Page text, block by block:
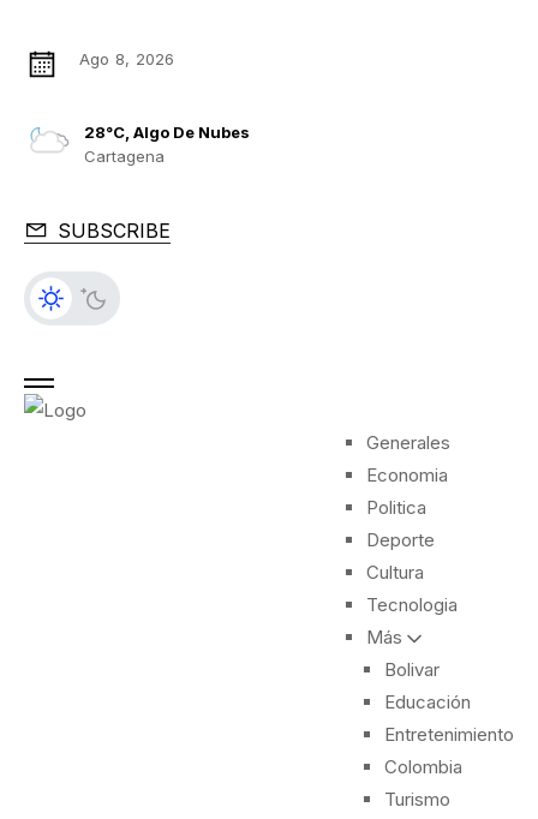
Ago 8, 2026
28°C, Algo De Nubes
Cartagena
SUBSCRIBE
Generales
Economia
Politica
Deporte
Cultura
Tecnologia
Más
Bolivar
Educación
Entretenimiento
Colombia
Turismo